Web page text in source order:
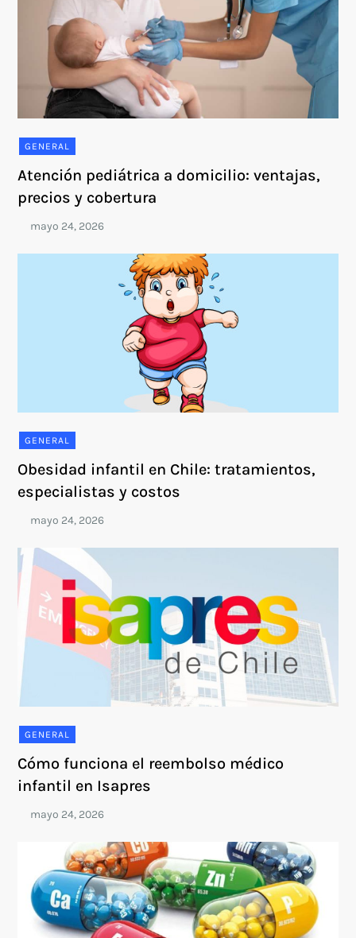
GENERAL
Atención pediátrica a domicilio: ventajas,
precios y cobertura
GENERAL
Obesidad infantil en Chile: tratamientos,
especialistas y costos
GENERAL
Cómo funciona el reembolso médico
infantil en Isapres